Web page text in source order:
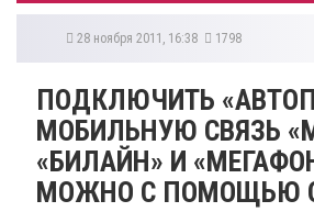
28 ноября 2011, 16:38 1798
ПОДКЛЮЧИТЬ
МОБИЛЬНУЮ СВЯЗЬ
«БИЛАЙН» И
МОЖНО С ПОМОЩЬЮ